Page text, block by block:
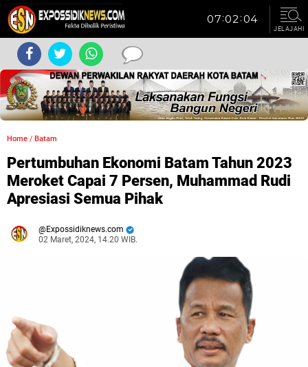
JELAJAHI
Home / Batam
Pertumbuhan Ekonomi Batam Tahun 2023
Meroket Capai 7 Persen, Muhammad Rudi
Apresiasi Semua Pihak
Expossidiknews.com
02 Maret, 2024, 14.20 WIB.